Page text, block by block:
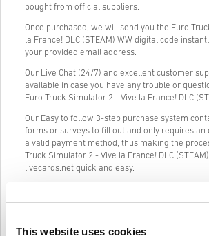
This website uses cookies
bought from official suppliers.
Once purchased, we will send you the Euro
la France! DLC (STEAM) WW digital code
your provided email address.
Our Live Chat (24/7) and excellent customer
available in case you have any trouble or
Euro Truck Simulator 2 - Vive la France! DLC
Our Easy to follow 3-step purchase system
forms or surveys to fill out and only requires an
a valid payment method, thus making the
Truck Simulator 2 - Vive la France! DLC
livecards.net quick and easy.